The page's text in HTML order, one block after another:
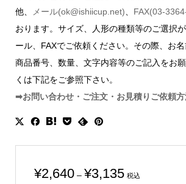
他、
メール(ok@ishiicup.net) FAX(03-
おります。サイズ、人形の種類等のご選択
ール、FAXでご依頼ください。その際、お名
商品番号、数量、文字内容等のご記入をお
くは下記をご参照下さい。
➡お問い合わせ・ご注文・お見積りご依頼
¥2,640 – ¥3,135価
税込